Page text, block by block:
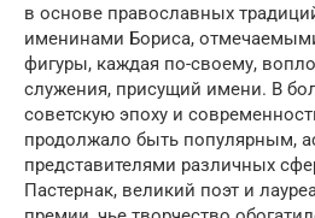
в основе православных
именинами Бориса,
фигуры, каждая по-своему,
служения, присущий имени. В
советскую эпоху и
продолжало быть популярным,
представителями различных
Пастернак, великий поэт и